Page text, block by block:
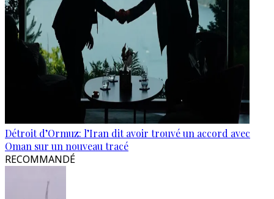
Détroit d’Ormuz: l’Iran dit avoir trouvé un accord avec
Oman sur un nouveau tracé
RECOMMANDÉ